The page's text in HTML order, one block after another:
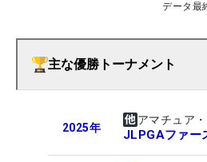
データ最
主な優勝トーナメント
2025年
アマチュア
JLPGAファー